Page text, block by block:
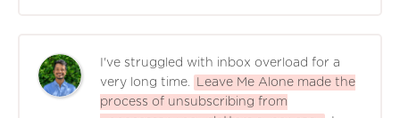
I've struggled with inbox overload for a
very long time.
Leave Me Alone made the
process of unsubscribing from